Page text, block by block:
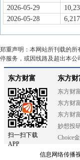
2026-05-29
2026-05-28
郑重声明：本网站所刊载的
停服务，或因线路及超出本